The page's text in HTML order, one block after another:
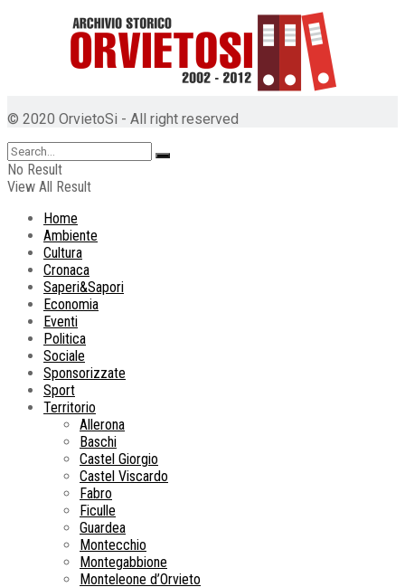
© 2020 OrvietoSi - All right reserved
No Result
View All Result
Home
Ambiente
Cultura
Cronaca
Saperi&Sapori
Economia
Eventi
Politica
Sociale
Sponsorizzate
Sport
Territorio
Allerona
Baschi
Castel Giorgio
Castel Viscardo
Fabro
Ficulle
Guardea
Montecchio
Montegabbione
Monteleone d’Orvieto